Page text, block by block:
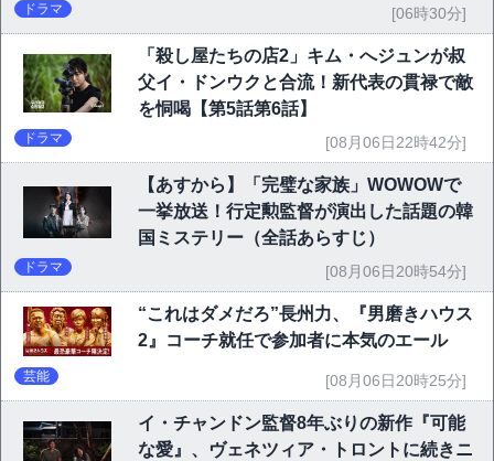
ドラマ [06時30分]
「殺し屋たちの店2」キム・へジュンが叔
父イ・ドンウクと合流！新代表の貫禄で敵
を恫喝【第5話第6話】
ドラマ [08月06日22時42分]
【あすから】「完璧な家族」WOWOWで
一挙放送！行定勲監督が演出した話題の韓
国ミステリー（全話あらすじ）
ドラマ [08月06日20時54分]
“これはダメだろ”長州力、『男磨きハウス
2』コーチ就任で参加者に本気のエール
芸能 [08月06日20時25分]
イ・チャンドン監督8年ぶりの新作『可能
な愛』、ヴェネツィア・トロントに続きニ